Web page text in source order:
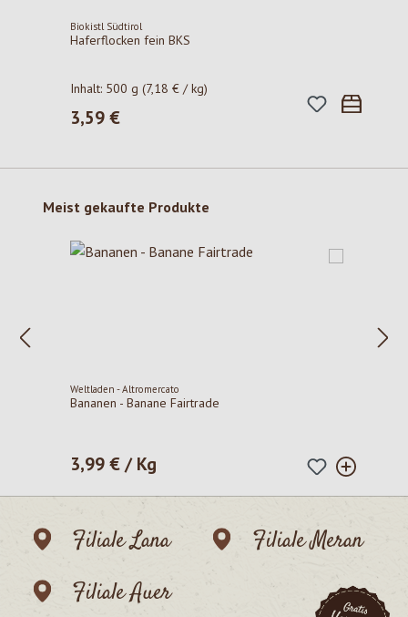
Biokistl Südtirol
Haferflocken fein BKS
Inhalt: 500 g(7,18 € / kg)
Regulärer Preis:
3,59 €
Produktgalerie überspringen
Meist gekaufte Produkte
Weltladen - Altromercato
Bananen - Banane Fairtrade
Regulärer Preis:
3,99 € / Kg
Filiale Lana
Filiale Meran
Filiale Auer